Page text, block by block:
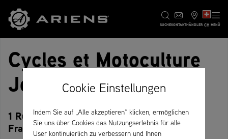
SUCHEKONTAKTHÄNDLER CH MENÜ
Cycles et Motoculture
Joly
1 Rue du Câble, 88160 Fresse-sur-Moselle –
Frankreich
Cookie Einstellungen
Indem Sie auf „Alle akzeptieren“ klicken, ermöglichen
Sie uns über Cookies das Nutzungserlebnis für alle
User kontinuierlich zu verbessern und Ihnen